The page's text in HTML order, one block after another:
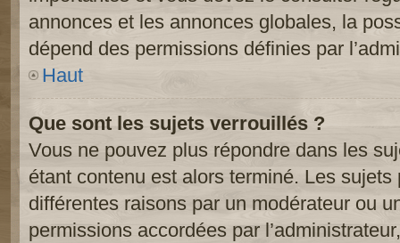
annonces et les annonces globales, la
dépend des permissions définies par
Haut
Que sont les sujets verrouillés ?
Vous ne pouvez plus répondre dans les
étant contenu est alors terminé. Les
différentes raisons par un modérateur ou
permissions accordées par